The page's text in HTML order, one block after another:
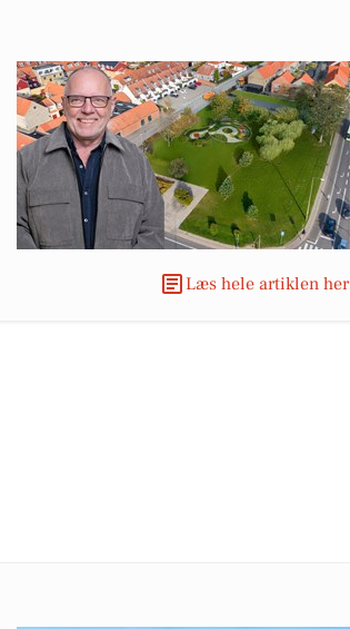
Læs hele artiklen her